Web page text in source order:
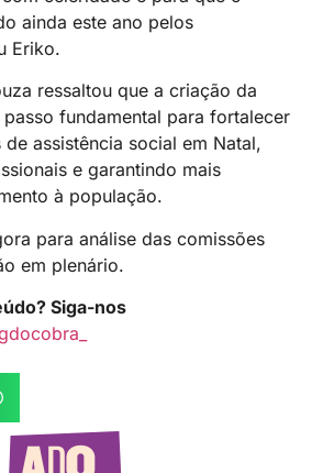
ainda este ano pelos
Eriko.
ressaltou que a criação da
passo fundamental para fortalecer
assistência social em Natal,
e garantindo mais
à população.
para análise das comissões
em plenário.
Siga-nos